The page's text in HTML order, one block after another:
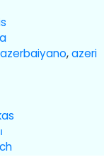
azerbaiyano,azeri